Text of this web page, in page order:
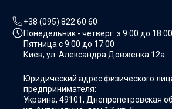
+38 (095) 822 60 60
Понедельник - четверг: з 9:00 до 18:00
Пятница с9:00 до 17:00
Киев, ул. Александра Довженка 12а
Юридический адрес физического
предпринимателя:
Украина, 49101, Днепропетровская